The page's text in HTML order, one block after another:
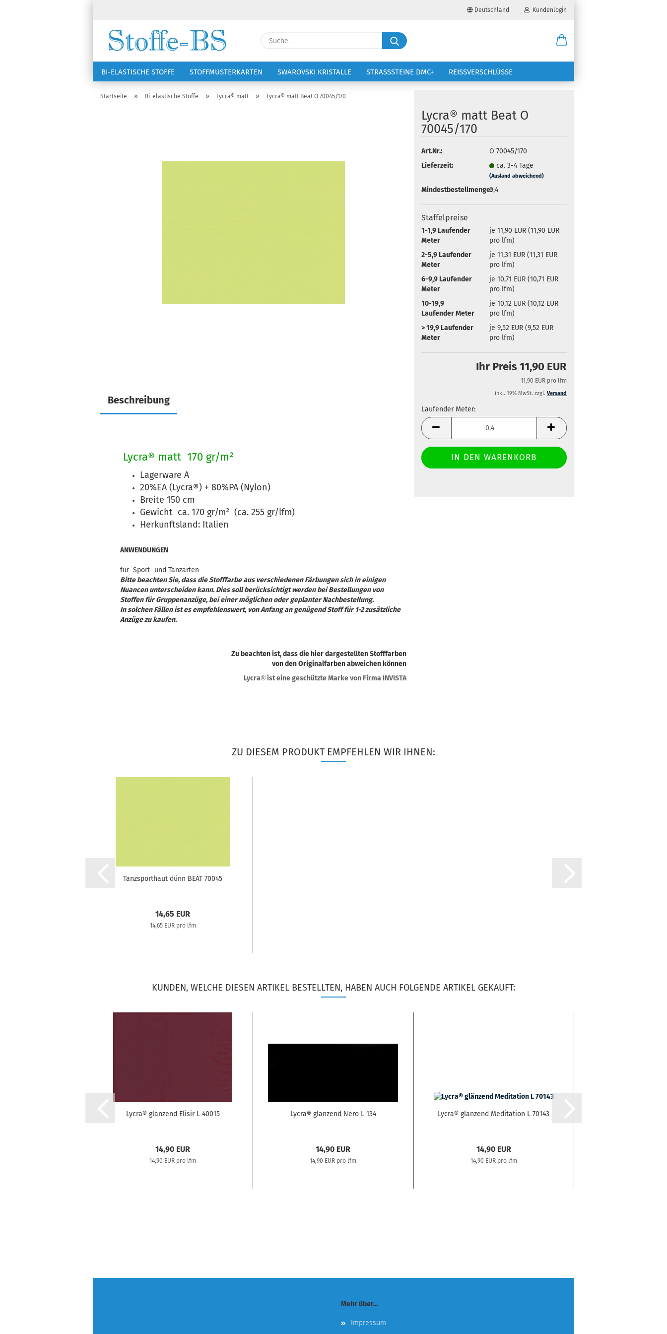
Deutschland
Lieferland
Kundenlogin
Konto erstellen
Passwort vergessen?
Suche...
BI-ELASTISCHE STOFFE STOFFMUSTERKARTEN SWAROVSKI KRISTALLE STRASSSTEINE DMC+ REISSVERSCHLÜSSE
NÄHZUBEHÖR RSG KAPPEN VOLTIGIERANZÜGE STICKEREI
Startseite » Bi-elastische Stoffe » Lycra® matt » Lycra® matt Beat O 70045/170
Lycra® matt Beat O
70045/170
Art.Nr.:
O 70045/170
Lieferzeit:
ca. 3-4 Tage
(Ausland abweichend)
Mindestbestellmenge:0,4
Staffelpreise
1-1,9 Laufender
Meter
je 11,90 EUR (11,90 EUR
pro lfm)
2-5,9 Laufender
Meter
je 11,31 EUR (11,31 EUR
pro lfm)
6-9,9 Laufender
Meter
je 10,71 EUR (10,71 EUR
pro lfm)
10-19,9
Laufender Meter
je 10,12 EUR (10,12 EUR
pro lfm)
> 19,9 Laufender
Meter
je 9,52 EUR (9,52 EUR
pro lfm)
Ihr Preis 11,90 EUR
11,90 EUR pro lfm
inkl. 19% MwSt. zzgl. Versand
Laufender Meter:
Laufender
Meter
Beschreibung
Lycra® matt 170 gr/m²
Lagerware A
20%EA (Lycra®) + 80%PA (Nylon)
Breite 150 cm
Gewicht ca. 170 gr/m² (ca. 255 gr/lfm)
Herkunftsland: Italien
ANWENDUNGEN
für Sport- und Tanzarten
Bitte beachten Sie, dass die Stofffarbe aus verschiedenen Färbungen sich in einigen
Nuancen unterscheiden kann. Dies soll berücksichtigt werden bei Bestellungen von
Stoffen für Gruppenanzüge, bei einer möglichen oder geplanter Nachbestellung.
In solchen Fällen ist es empfehlenswert, von Anfang an genügend Stoff für 1-2 zusätzliche
Anzüge zu kaufen.
Zu beachten ist, dass die hier dargestellten Stofffarben
von den Originalfarben abweichen können
Lycra®ist eine geschützte Marke von Firma INVISTA
ZU DIESEM PRODUKT EMPFEHLEN WIR IHNEN:
Tanzsporthaut dünn BEAT 70045
14,65 EUR
14,65 EUR pro lfm
KUNDEN, WELCHE DIESEN ARTIKEL BESTELLTEN, HABEN AUCH FOLGENDE ARTIKEL GEKAUFT:
Lycra® glänzend Elisir L 40015
14,90 EUR
14,90 EUR pro lfm
Lycra® glänzend Nero L 134
14,90 EUR
14,90 EUR pro lfm
Lycra® glänzend Meditation L 70143
14,90 EUR
14,90 EUR pro lfm
Mehr über...
Impressum